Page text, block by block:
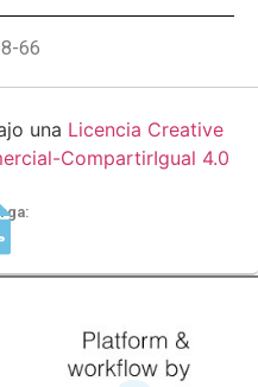
66
una Licencia Creative
CompartirIgual 4.0